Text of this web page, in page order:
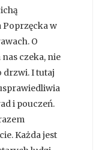
w
O
czeka, nie
drzwi. I tutaj
i pouczeń.
Każda jest